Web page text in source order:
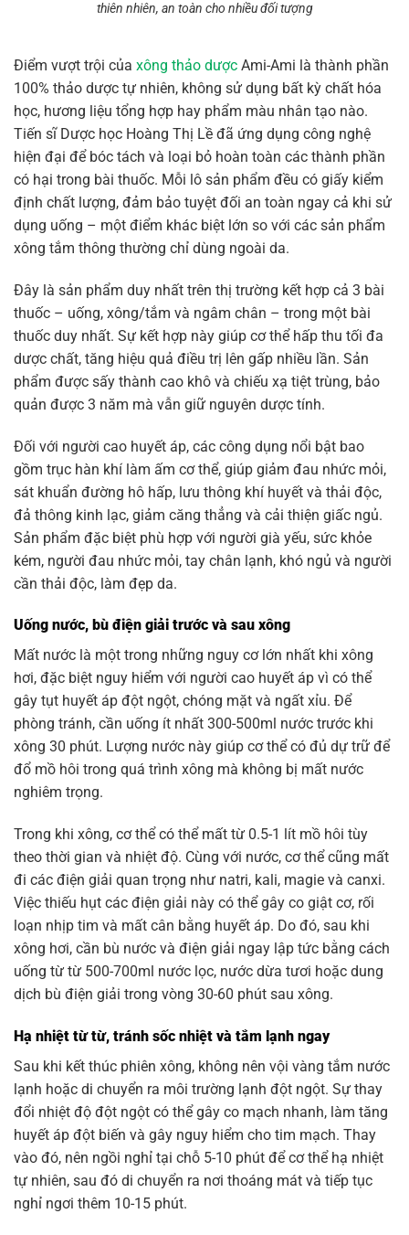
thiên nhiên, an toàn cho nhiều đối tượng
Điểm vượt trội của xông thảo dược Ami-Ami là thành phần
100% thảo dược tự nhiên, không sử dụng bất kỳ chất hóa
học, hương liệu tổng hợp hay phẩm màu nhân tạo nào.
Tiến sĩ Dược học Hoàng Thị Lề đã ứng dụng công nghệ
hiện đại để bóc tách và loại bỏ hoàn toàn các thành phần
có hại trong bài thuốc. Mỗi lô sản phẩm đều có giấy kiểm
định chất lượng, đảm bảo tuyệt đối an toàn ngay cả khi sử
dụng uống – một điểm khác biệt lớn so với các sản phẩm
xông tắm thông thường chỉ dùng ngoài da.
Đây là sản phẩm duy nhất trên thị trường kết hợp cả 3 bài
thuốc – uống, xông/tắm và ngâm chân – trong một bài
thuốc duy nhất. Sự kết hợp này giúp cơ thể hấp thu tối đa
dược chất, tăng hiệu quả điều trị lên gấp nhiều lần. Sản
phẩm được sấy thành cao khô và chiếu xạ tiệt trùng, bảo
quản được 3 năm mà vẫn giữ nguyên dược tính.
Đối với người cao huyết áp, các công dụng nổi bật bao
gồm trục hàn khí làm ấm cơ thể, giúp giảm đau nhức mỏi,
sát khuẩn đường hô hấp, lưu thông khí huyết và thải độc,
đả thông kinh lạc, giảm căng thẳng và cải thiện giấc ngủ.
Sản phẩm đặc biệt phù hợp với người già yếu, sức khỏe
kém, người đau nhức mỏi, tay chân lạnh, khó ngủ và người
cần thải độc, làm đẹp da.
Uống nước, bù điện giải trước và sau xông
Mất nước là một trong những nguy cơ lớn nhất khi xông
hơi, đặc biệt nguy hiểm với người cao huyết áp vì có thể
gây tụt huyết áp đột ngột, chóng mặt và ngất xỉu. Để
phòng tránh, cần uống ít nhất 300-500ml nước trước khi
xông 30 phút. Lượng nước này giúp cơ thể có đủ dự trữ để
đổ mồ hôi trong quá trình xông mà không bị mất nước
nghiêm trọng.
Trong khi xông, cơ thể có thể mất từ 0.5-1 lít mồ hôi tùy
theo thời gian và nhiệt độ. Cùng với nước, cơ thể cũng mất
đi các điện giải quan trọng như natri, kali, magie và canxi.
Việc thiếu hụt các điện giải này có thể gây co giật cơ, rối
loạn nhịp tim và mất cân bằng huyết áp. Do đó, sau khi
xông hơi, cần bù nước và điện giải ngay lập tức bằng cách
uống từ từ 500-700ml nước lọc, nước dừa tươi hoặc dung
dịch bù điện giải trong vòng 30-60 phút sau xông.
Hạ nhiệt từ từ, tránh sốc nhiệt và tắm lạnh ngay
Sau khi kết thúc phiên xông, không nên vội vàng tắm nước
lạnh hoặc di chuyển ra môi trường lạnh đột ngột. Sự thay
đổi nhiệt độ đột ngột có thể gây co mạch nhanh, làm tăng
huyết áp đột biến và gây nguy hiểm cho tim mạch. Thay
vào đó, nên ngồi nghỉ tại chỗ 5-10 phút để cơ thể hạ nhiệt
tự nhiên, sau đó di chuyển ra nơi thoáng mát và tiếp tục
nghỉ ngơi thêm 10-15 phút.